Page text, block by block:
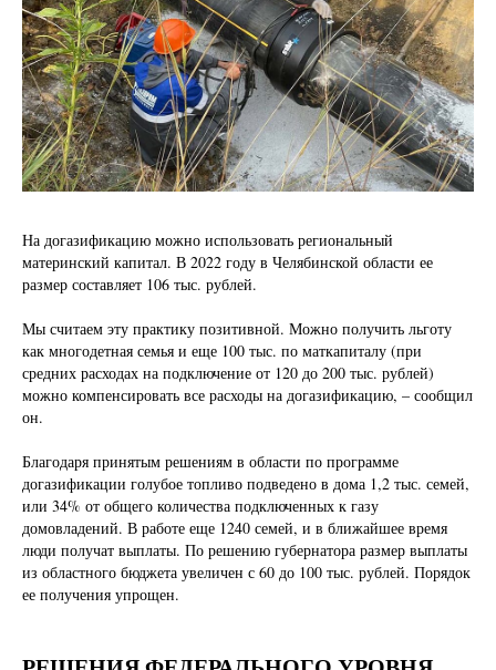
На догазификацию можно использовать региональный
материнский капитал. В 2022 году в Челябинской области ее
размер составляет 106 тыс. рублей.
Мы считаем эту практику позитивной. Можно получить льготу
как многодетная семья и еще 100 тыс. по маткапиталу (при
средних расходах на подключение от 120 до 200 тыс. рублей)
можно компенсировать все расходы на догазификацию, – сообщил
он.
Благодаря принятым решениям в области по программе
догазификации голубое топливо подведено в дома 1,2 тыс. семей,
или 34% от общего количества подключенных к газу
домовладений. В работе еще 1240 семей, и в ближайшее время
люди получат выплаты. По решению губернатора размер выплаты
из областного бюджета увеличен с 60 до 100 тыс. рублей. Порядок
ее получения упрощен.